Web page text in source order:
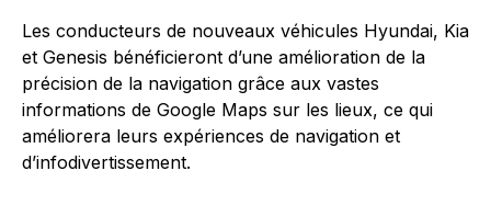
Les conducteurs de nouveaux véhicules Hyundai, Kia
et Genesis bénéficieront d’une amélioration de la
précision de la navigation grâce aux vastes
informations de Google Maps sur les lieux, ce qui
améliorera leurs expériences de navigation et
d’infodivertissement.